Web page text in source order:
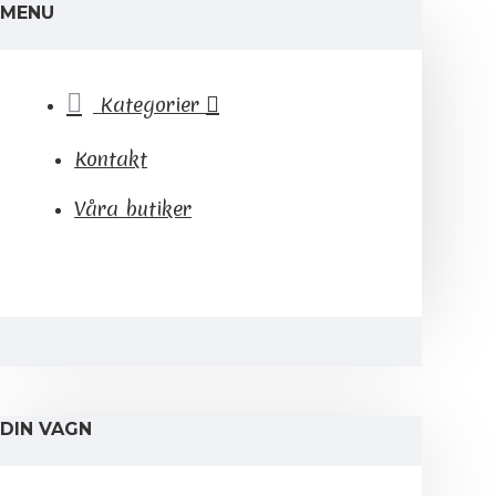
MENU
Kategorier
Kontakt
Våra butiker
DIN VAGN